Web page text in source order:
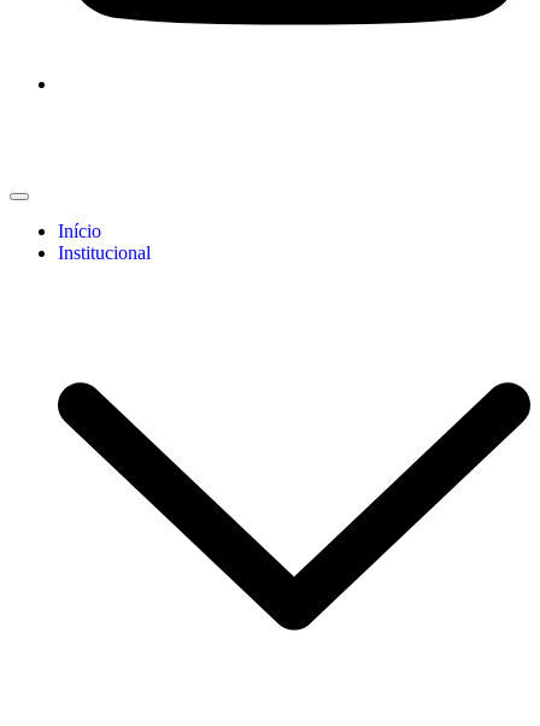
Início
Institucional